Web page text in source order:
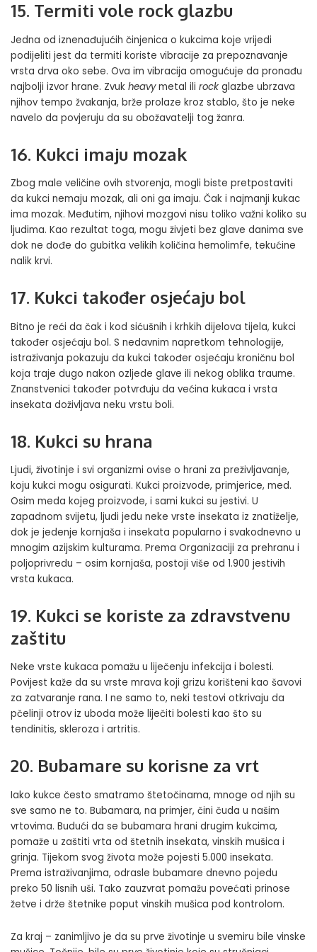
15. Termiti vole rock glazbu
Jedna od iznenađujućih činjenica o kukcima koje vrijedi
podijeliti jest da termiti koriste vibracije za prepoznavanje
vrsta drva oko sebe. Ova im vibracija omogućuje da pronađu
najbolji izvor hrane. Zvuk heavymetal ili rock glazbe ubrzava
njihov tempo žvakanja, brže prolaze kroz stablo, što je neke
navelo da povjeruju da su obožavatelji tog žanra.
16. Kukci imaju mozak
Zbog male veličine ovih stvorenja, mogli biste pretpostaviti
da kukci nemaju mozak, ali oni ga imaju. Čak i najmanji kukac
ima mozak. Međutim, njihovi mozgovi nisu toliko važni koliko su
ljudima. Kao rezultat toga, mogu živjeti bez glave danima sve
dok ne dođe do gubitka velikih količina hemolimfe, tekućine
nalik krvi.
17. Kukci također osjećaju bol
Bitno je reći da čak i kod sićušnih i krhkih dijelova tijela, kukci
također osjećaju bol. S nedavnim napretkom tehnologije,
istraživanja pokazuju da kukci također osjećaju kroničnu bol
koja traje dugo nakon ozljede glave ili nekog oblika traume.
Znanstvenici također potvrđuju da većina kukaca i vrsta
insekata doživljava neku vrstu boli.
18. Kukci su hrana
Ljudi, životinje i svi organizmi ovise o hrani za preživljavanje,
koju kukci mogu osigurati. Kukci proizvode, primjerice, med.
Osim meda kojeg proizvode, i sami kukci su jestivi. U
zapadnom svijetu, ljudi jedu neke vrste insekata iz znatiželje,
dok je jedenje kornjaša i insekata popularno i svakodnevno u
mnogim azijskim kulturama. Prema Organizaciji za prehranu i
poljoprivredu – osim kornjaša, postoji više od 1.900 jestivih
vrsta kukaca.
19. Kukci se koriste za zdravstvenu
zaštitu
Neke vrste kukaca pomažu u liječenju infekcija i bolesti.
Povijest kaže da su vrste mrava koji grizu korišteni kao šavovi
za zatvaranje rana. I ne samo to, neki testovi otkrivaju da
pčelinji otrov iz uboda može liječiti bolesti kao što su
tendinitis, skleroza i artritis.
20. Bubamare su korisne za vrt
Iako kukce često smatramo štetočinama, mnoge od njih su
sve samo ne to. Bubamara, na primjer, čini čuda u našim
vrtovima. Budući da se bubamara hrani drugim kukcima,
pomaže u zaštiti vrta od štetnih insekata, vinskih mušica i
grinja. Tijekom svog života može pojesti 5.000 insekata.
Prema istraživanjima, odrasle bubamare dnevno pojedu
preko 50 lisnih uši. Tako zauzvrat pomažu povećati prinose
žetve i drže štetnike poput vinskih mušica pod kontrolom.
Za kraj – zanimljivo je da su prve životinje u svemiru bile vinske